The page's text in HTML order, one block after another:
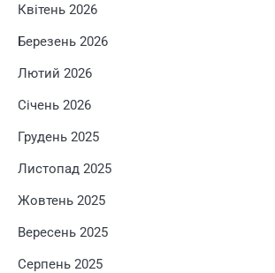
Квітень 2026
Березень 2026
Лютий 2026
Січень 2026
Грудень 2025
Листопад 2025
Жовтень 2025
Вересень 2025
Серпень 2025